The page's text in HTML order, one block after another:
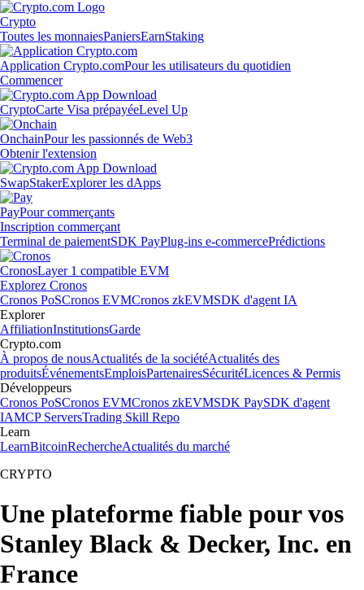
Crypto
Toutes les monnaiesPaniersEarnStaking
Application Crypto.comPour les utilisateurs du quotidien
Commencer
CryptoCarte Visa prépayéeLevel Up
OnchainPour les passionnés de Web3
Obtenir l'extension
SwapStakerExplorer les dApps
PayPour commerçants
Inscription commerçant
Terminal de paiementSDK PayPlug-ins e-commercePrédictions
CronosLayer 1 compatible EVM
Explorez Cronos
Cronos PoSCronos EVMCronos zkEVMSDK d'agent IA
Explorer
AffiliationInstitutionsGarde
Crypto.com
À propos de nousActualités de la sociétéActualités des
produitsÉvénementsEmploisPartenairesSécuritéLicences & Permis
Développeurs
Cronos PoSCronos EVMCronos zkEVMSDK PaySDK d'agent
IAMCP ServersTrading Skill Repo
Learn
LearnBitcoinRechercheActualités du marché
CRYPTO
Une plateforme fiable pour vos
Stanley Black & Decker, Inc. en
France